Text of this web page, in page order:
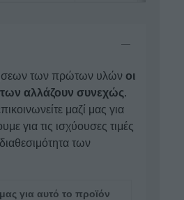
των πρώτων υλών οι
αλλάζουν συνεχώς.
μαζί μας για
για τις ισχύουσες τιμές
των
για αυτό το προϊόν